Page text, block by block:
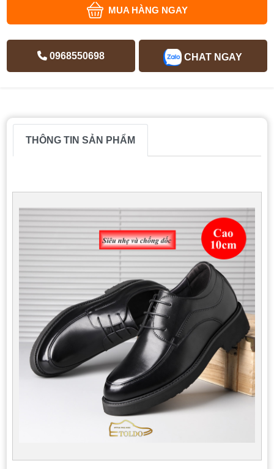
MUA HÀNG NGAY
0968550698 CHAT NGAY
THÔNG TIN SẢN PHẨM